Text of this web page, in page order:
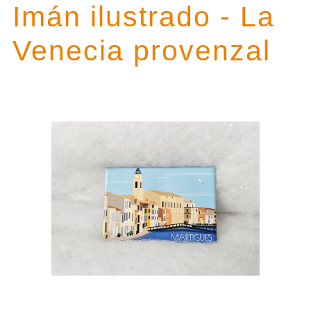
Imán ilustrado - La
Venecia provenzal